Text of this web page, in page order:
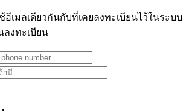
เมลเดียวกันกับที่เคยลงทะเบียนไว้ในระบบ
ลงทะเบียน